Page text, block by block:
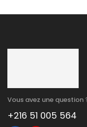
Vous avez une question
+216 51 005 564